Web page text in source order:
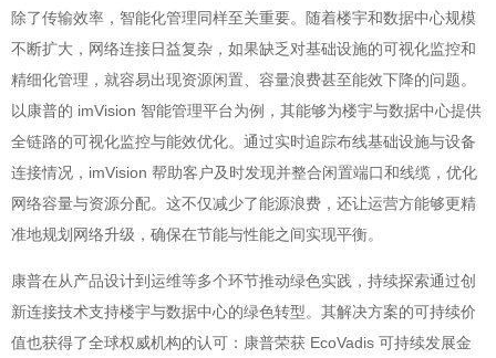
除了传输效率，智能化管理同样至关重要。随着楼宇和数据中心规模
不断扩大，网络连接日益复杂，如果缺乏对基础设施的可视化监控和
精细化管理，就容易出现资源闲置、容量浪费甚至能效下降的问题。
以康普的 imVision 智能管理平台为例，其能够为楼宇与数据中心提供
全链路的可视化监控与能效优化。通过实时追踪布线基础设施与设备
连接情况，imVision 帮助客户及时发现并整合闲置端口和线缆，优化
网络容量与资源分配。这不仅减少了能源浪费，还让运营方能够更精
准地规划网络升级，确保在节能与性能之间实现平衡。
康普在从产品设计到运维等多个环节推动绿色实践，持续探索通过创
新连接技术支持楼宇与数据中心的绿色转型。其解决方案的可持续价
值也获得了全球权威机构的认可：康普荣获 EcoVadis 可持续发展金